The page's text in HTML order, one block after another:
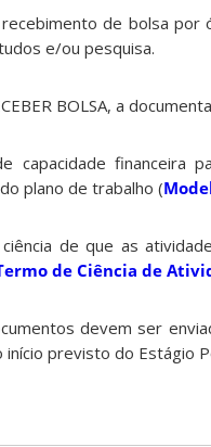
de bolsa
e/ou pesquisa.
BOLSA, a
financeira
plano de trabalho (
de que as atividades
de Ciência de
devem ser
início previsto do Estágio